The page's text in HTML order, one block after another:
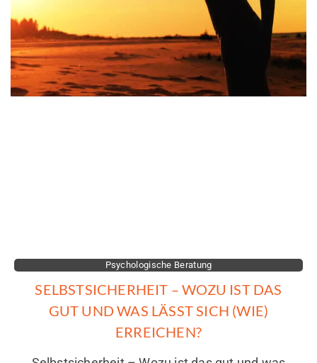
Psychologische Beratung
SELBSTSICHERHEIT – WOZU IST DAS
GUT UND WAS LÄSST SICH (WIE)
ERREICHEN?